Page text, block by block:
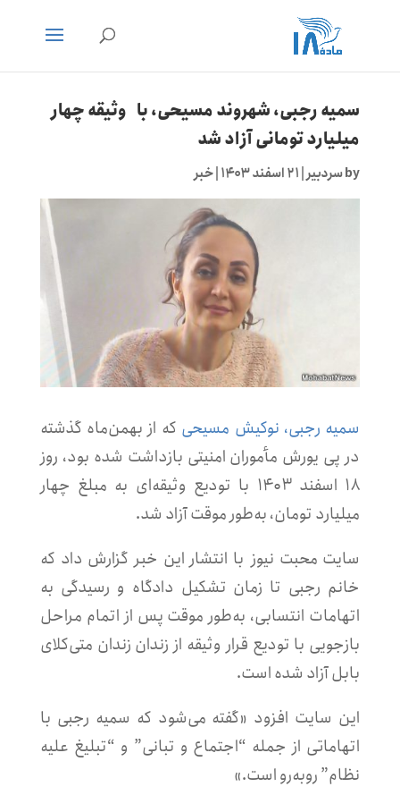
سمیه رجبی، شهروند مسیحی، با وثیقه چهار
میلیارد تومانی آزاد شد
byسردبیر| ۲۱ اسفند ۱۴۰۳ خبر
سمیه رجبی، نوکیش مسیحی که از بهمن‌ماه گذشته
در پی یورش مأموران امنیتی بازداشت شده بود، روز
۱۸ اسفند ۱۴۰۳ با تودیع وثیقه‌ای به مبلغ چهار
میلیارد تومان، به‌طور موقت آزاد شد.
سایت محبت نیوز با انتشار این خبر گزارش داد که
خانم رجبی تا زمان تشکیل دادگاه و رسیدگی به
اتهامات انتسابی، به‌طور موقت پس از اتمام مراحل
بازجویی با تودیع قرار وثیقه از زندان زندان متی‌کلای
بابل آزاد شده است.
این سایت افزود «گفته می‌شود که سمیه رجبی با
اتهاماتی از جمله “اجتماع و تبانی” و “تبلیغ علیه
نظام” روبه‌رو است.»